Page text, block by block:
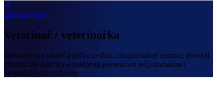
Zpět na výpis
Veterinář / veterinářka
Odborníci na zdraví a péči o zvířata. Diagnostikují nemoci, provádí
chirurgické zákroky a poskytují preventivní péči domácím i
hospodářským zvířatům.